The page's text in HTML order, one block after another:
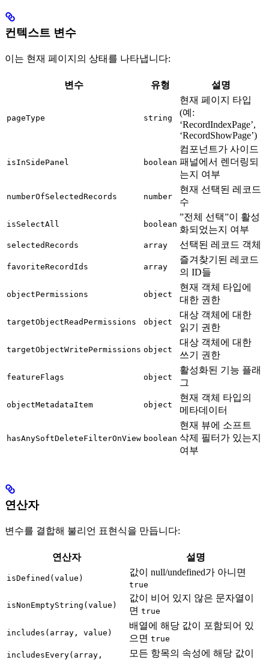
컨텍스트 변수
이는 현재 페이지의 상태를 나타냅니다:
변수 유형 설명
pageType string
현재 페이지 타입
(예:
‘RecordIndexPage’,
‘RecordShowPage’)
isInSidePanel boolean
컴포넌트가 사이드
패널에서 렌더링되
는지 여부
numberOfSelectedRecords number
현재 선택된 레코드
수
isSelectAll boolean
”전체 선택”이 활성
화되었는지 여부
selectedRecords array 선택된 레코드 객체
favoriteRecordIds array
즐겨찾기된 레코드
의 ID들
objectPermissions object
현재 객체 타입에
대한 권한
targetObjectReadPermissions object
대상 객체에 대한
읽기 권한
targetObjectWritePermissions object
대상 객체에 대한
쓰기 권한
featureFlags object
활성화된 기능 플래
그
objectMetadataItem object
현재 객체 타입의
메타데이터
hasAnySoftDeleteFilterOnView boolean
현재 뷰에 소프트
삭제 필터가 있는지
여부
연산자
변수를 결합해 불리언 표현식을 만듭니다:
연산자 설명
isDefined(value)
값이 null/undefined가 아니면
true
isNonEmptyString(value)
값이 비어 있지 않은 문자열이
면 true
includes(array, value)
배열에 해당 값이 포함되어 있
으면 true
includesEvery(array,
모든 항목의 속성에 해당 값이